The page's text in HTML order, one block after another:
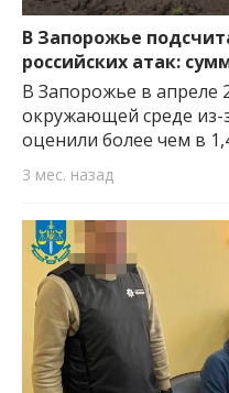
В Запорожье
российских атак:
В Запорожье в апреле
окружающей среде из-
оценили более чем в
3 мес. назад